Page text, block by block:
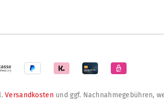
Versandkosten und ggf. Nachnahmegebühren,